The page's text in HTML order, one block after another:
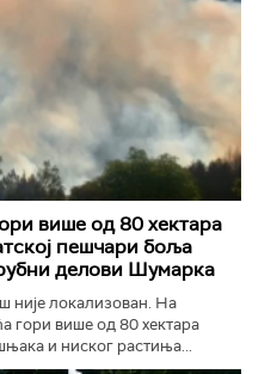
више од 80 хектара
пешчари боља
делови Шумарка
није локализован. На
гори више од 80 хектара
и ниског растиња...